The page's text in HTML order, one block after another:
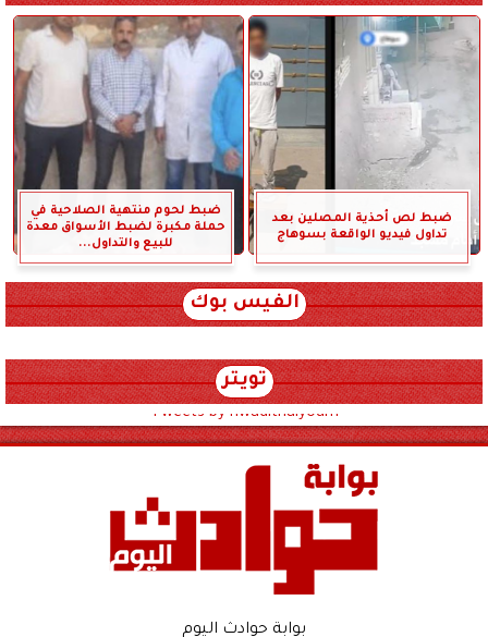
ضبط لص أحذية المصلين بعد
تداول فيديو الواقعة بسوهاج
ضبط لحوم منتهية الصلاحية في
حملة مكبرة لضبط الأسواق معدة
للبيع والتداول...
الفيس بوك
تويتر
Tweets by hwadithalyoum
بوابة حوادث اليوم